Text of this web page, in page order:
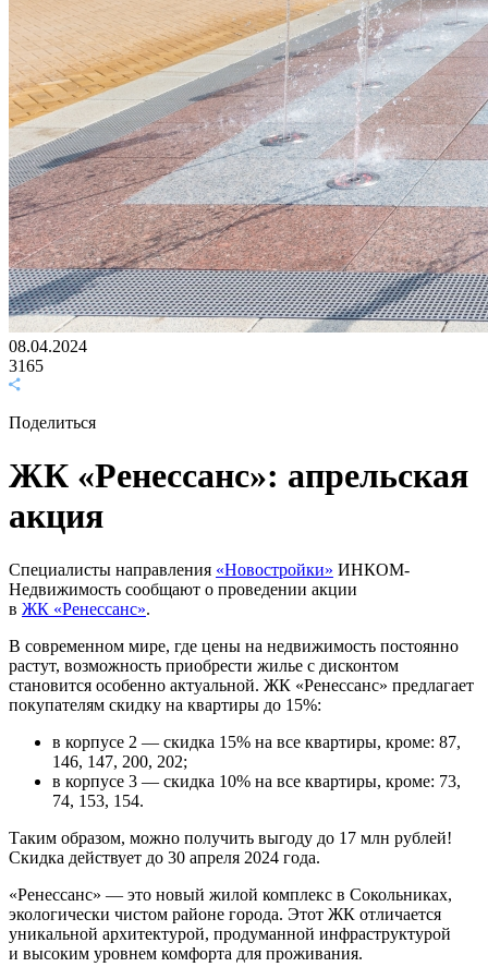
08.04.2024
3165
Поделиться
ЖК «Ренессанс»: апрельская
акция
Специалисты направления «Новостройки» ИНКОМ-
Недвижимость сообщают о проведении акции
в ЖК «Ренессанс».
В современном мире, где цены на недвижимость постоянно
растут, возможность приобрести жилье с дисконтом
становится особенно актуальной. ЖК «Ренессанс» предлагает
покупателям скидку на квартиры до 15%:
в корпусе 2 — скидка 15% на все квартиры, кроме: 87,
146, 147, 200, 202;
в корпусе 3 — скидка 10% на все квартиры, кроме: 73,
74, 153, 154.
Таким образом, можно получить выгоду до 17 млн рублей!
Скидка действует до 30 апреля 2024 года.
«Ренессанс» — это новый жилой комплекс в Сокольниках,
экологически чистом районе города. Этот ЖК отличается
уникальной архитектурой, продуманной инфраструктурой
и высоким уровнем комфорта для проживания.